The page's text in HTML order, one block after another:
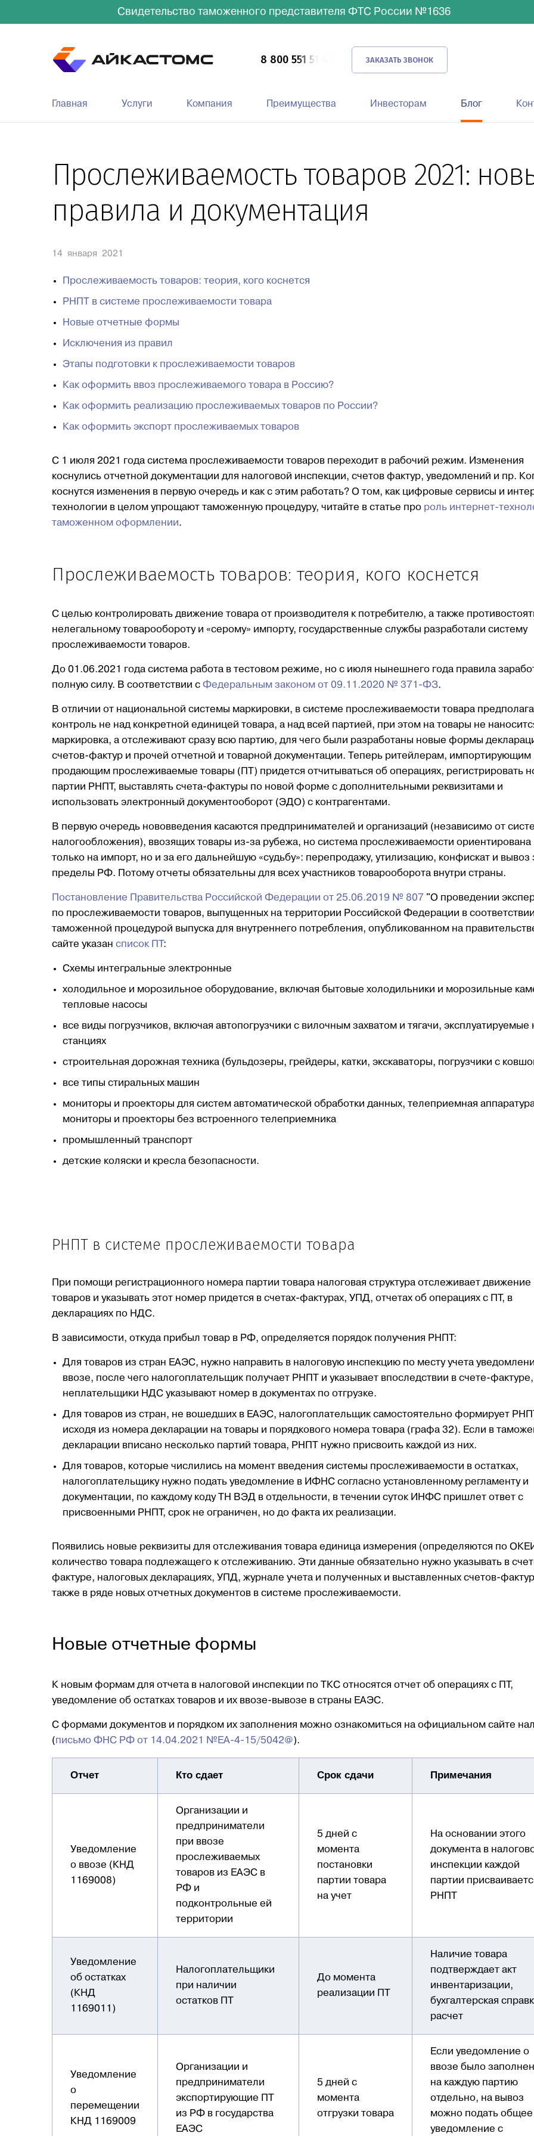
Свидетельство таможенного представителя ФТС России №1636
Главная Услуги Компания Преимущества Инвесторам Блог
8 800 551 51 47 ЗАКАЗАТЬ ЗВОНОК
Прослеживаемость товаров 2021:
правила и документация
14 января 2021
Прослеживаемость товаров: теория, кого коснется
РНПТ в системе прослеживаемости товара
Новые отчетные формы
Исключения из правил
Этапы подготовки к прослеживаемости товаров
Как оформить ввоз прослеживаемого товара в Россию?
Как оформить реализацию прослеживаемых товаров по России?
Как оформить экспорт прослеживаемых товаров
С 1 июля 2021 года система прослеживаемости товаров переходит в рабочий режим. Изменения
коснулись отчетной документации для налоговой инспекции, счетов фактур, уведомлений и пр.
коснутся изменения в первую очередь и как с этим работать? О том, как цифровые сервисы и
технологии в целом упрощают таможенную процедуру, читайте в статье про роль интернет-
таможенном оформлении.
Прослеживаемость товаров: теория, кого коснется
С целью контролировать движение товара от производителя к потребителю, а также
нелегальному товарообороту и «серому» импорту, государственные службы разработали систему
прослеживаемости товаров.
До 01.06.2021 года система работа в тестовом режиме, но с июля нынешнего года правила
полную силу. В соответствии с Федеральным законом от 09.11.2020 № 371-ФЗ.
В отличии от национальной системы маркировки, в системе прослеживаемости товара
контроль не над конкретной единицей товара, а над всей партией, при этом на товары не
маркировка, а отслеживают сразу всю партию, для чего были разработаны новые формы
счетов-фактур и прочей отчетной и товарной документации. Теперь ритейлерам, импортирующим
продающим прослеживаемые товары (ПТ) придется отчитываться об операциях, регистрировать
партии РНПТ, выставлять счета-фактуры по новой форме с дополнительными реквизитами и
использовать электронный документооборот (ЭДО) с контрагентами.
В первую очередь нововведения касаются предпринимателей и организаций (независимо от
налогообложения), ввозящих товары из-за рубежа, но система прослеживаемости ориентирована
только на импорт, но и за его дальнейшую «судьбу»: перепродажу, утилизацию, конфискат и вывоз
пределы РФ. Потому отчеты обязательны для всех участников товарооборота внутри страны.
Постановление Правительства Российской Федерации от 25.06.2019 № 807 "О проведении
по прослеживаемости товаров, выпущенных на территории Российской Федерации в
таможенной процедурой выпуска для внутреннего потребления, опубликованном на
сайте указан список ПТ :
Схемы интегральные электронные
холодильное и морозильное оборудование, включая бытовые холодильники и морозильные
тепловые насосы
все виды погрузчиков, включая автопогрузчики с вилочным захватом и тягачи, эксплуатируемые
станциях
строительная дорожная техника (бульдозеры, грейдеры, катки, экскаваторы, погрузчики с
все типы стиральных машин
мониторы и проекторы для систем автоматической обработки данных, телеприемная
мониторы и проекторы без встроенного телеприемника
промышленный транспорт
детские коляски и кресла безопасности.
РНПТ в системе прослеживаемости товара
При помощи регистрационного номера партии товара налоговая структура отслеживает движение
товаров и указывать этот номер придется в счетах-фактурах, УПД, отчетах об операциях с ПТ, в
декларациях по НДС.
В зависимости, откуда прибыл товар в РФ, определяется порядок получения РНПТ:
Для товаров из стран ЕАЭС, нужно направить в налоговую инспекцию по месту учета
ввозе, после чего налогоплательщик получает РНПТ и указывает впоследствии в счете-
неплательщики НДС указывают номер в документах по отгрузке.
Для товаров из стран, не вошедших в ЕАЭС, налогоплательщик самостоятельно формирует РНПТ
исходя из номера декларации на товары и порядкового номера товара (графа 32). Если в
декларации вписано несколько партий товара, РНПТ нужно присвоить каждой из них.
Для товаров, которые числились на момент введения системы прослеживаемости в остатках,
налогоплательщику нужно подать уведомление в ИФНС согласно установленному регламенту и
документации, по каждому коду ТН ВЭД в отдельности, в течении суток ИНФС пришлет ответ с
присвоенными РНПТ, срок не ограничен, но до факта их реализации.
Появились новые реквизиты для отслеживания товара единица измерения (определяются по
количество товара подлежащего к отслеживанию. Эти данные обязательно нужно указывать в
фактуре, налоговых декларациях, УПД, журнале учета и полученных и выставленных счетов-
также в ряде новых отчетных документов в системе прослеживаемости.
Новые отчетные формы
К новым формам для отчета в налоговой инспекции по ТКС относятся отчет об операциях с ПТ,
уведомление об остатках товаров и их ввозе-вывозе в страны ЕАЭС.
С формами документов и порядком их заполнения можно ознакомиться на официальном сайте
( письмо ФНС РФ от 14.04.2021 №ЕА-4-15/5042@ ).
Отчет Кто сдает Срок сдачи Примечания
Уведомление
о ввозе (КНД
1169008)
Организации и
предприниматели
при ввозе
прослеживаемых
товаров из ЕАЭС в
РФ и
подконтрольные ей
территории
5 дней с
момента
постановки
партии товара
на учет
На основании этого
документа в
инспекции каждой
партии
РНПТ
Уведомление
об остатках
(КНД
1169011)
Налогоплательщики
при наличии
остатков ПТ
До момента
реализации ПТ
Наличие товара
подтверждает акт
инвентаризации,
бухгалтерская
расчет
Уведомление
о
перемещении
КНД 1169009
Организации и
предприниматели
экспортирующие ПТ
из РФ в государства
ЕАЭС
5 дней с
момента
отгрузки товара
Если уведомление о
ввозе было
на каждую партию
отдельно, на вывоз
можно подать общее
уведомление с